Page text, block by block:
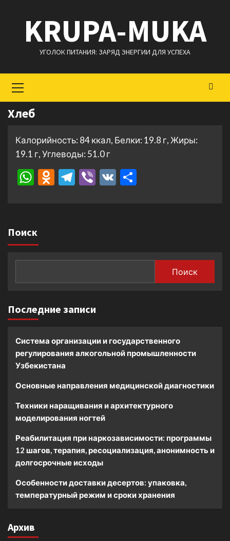
содержимому
KRUPA-MUKA
УГОЛОК ПИТАНИЯ: ЗАРЯД ЭНЕРГИИ ДЛЯ УСПЕХА
меню
Хлеб
Калорийность: 84 ккал, Белки: 19.8 г, Жиры:
19.1 г, Углеводы: 51.0 г
WhatsApp
Odnoklassniki
Telegram
Viber
VK
Поиск
Поиск
Последние записи
Система организации и государственного
регулирования алкогольной промышленности
Узбекистана
Основные направления медицинской диагностики
Техники наращивания и архитектурного
моделирования ногтей
Реабилитация при наркозависимости: программы
12 шагов, терапия, ресоциализация, анонимность и
долгосрочные исходы
Особенности доставки десертов: упаковка,
температурный режим и сроки хранения
Архив